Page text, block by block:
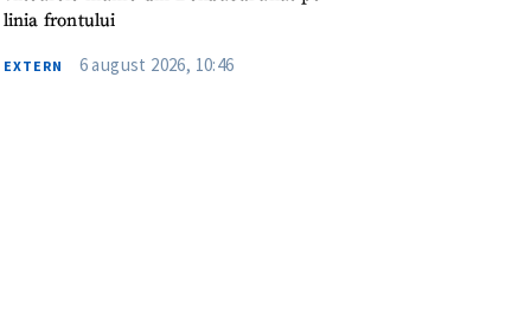
linia frontului
EXTERN 6 august 2026, 10:46